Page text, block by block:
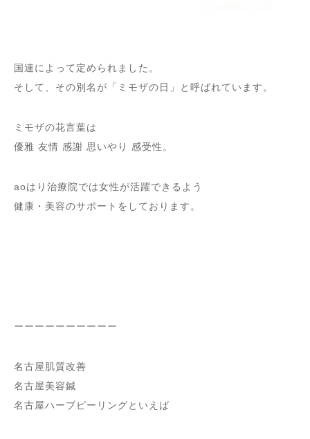
国連によって定められました。
そして、その別名が「ミモザの日」と呼ばれています。
ミモザの花言葉は
優雅 友情 感謝 思いやり 感受性。
aoはり治療院では女性が活躍できるよう
健康・美容のサポートをしております。
ーーーーーーーーーー
名古屋肌質改善
名古屋美容鍼
名古屋ハーブピーリングといえば